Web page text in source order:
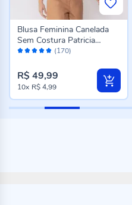
Avaliação: (170)
Blusa Feminina Canelada
Sem Costura Patricia
Foster Preto
R$ 49,99
10x R$ 4,99